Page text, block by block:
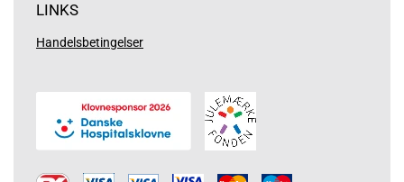
LINKS
Handelsbetingelser